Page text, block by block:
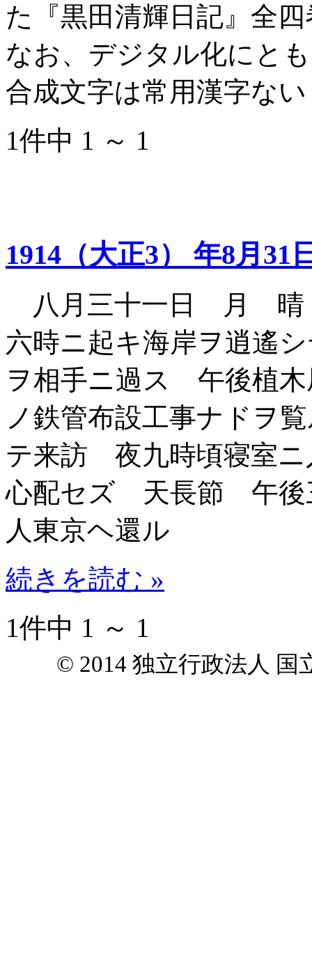
た『黒田清輝日記』全
なお、デジタル化にと
合成文字は常用漢字な
1件中 1 ～ 1
1914（大正3） 年8月31
八月三十一日 月
六時ニ起キ海岸ヲ逍遙
ヲ相手ニ過ス 午後植
ノ鉄管布設工事ナド
テ来訪 夜九時頃寝室
心配セズ 天長節 午
人東京ヘ還ル
続きを読む »
1件中 1 ～ 1
© 2014 独立行政法人 国